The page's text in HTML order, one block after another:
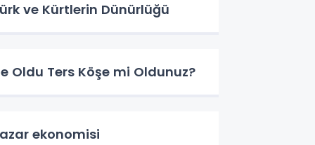
ve Kürtlerin Dünürlüğü
Oldu Ters Köşe mi Oldunuz?
ekonomisi